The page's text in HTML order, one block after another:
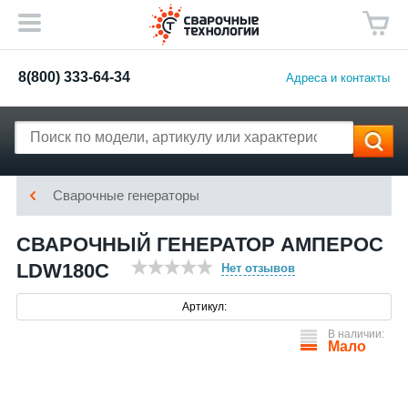
8(800) 333-64-34 Адреса и контакты
Сварочные генераторы
СВАРОЧНЫЙ ГЕНЕРАТОР АМПЕРОС
LDW180С
Нет отзывов
Артикул:
В наличии:
Мало